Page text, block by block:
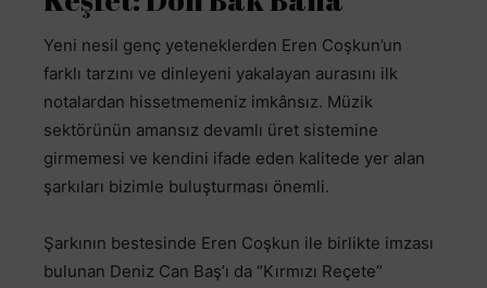
Yeni nesil genç yeteneklerden Eren Coşkun’un
farklı tarzını ve dinleyeni yakalayan aurasını ilk
notalardan hissetmemeniz imkânsız. Müzik
sektörünün amansız devamlı üret sistemine
girmemesi ve kendini ifade eden kalitede yer alan
şarkıları bizimle buluşturması önemli.
Şarkının bestesinde Eren Coşkun ile birlikte imzası
bulunan Deniz Can Baş’ı da “Kırmızı Reçete”